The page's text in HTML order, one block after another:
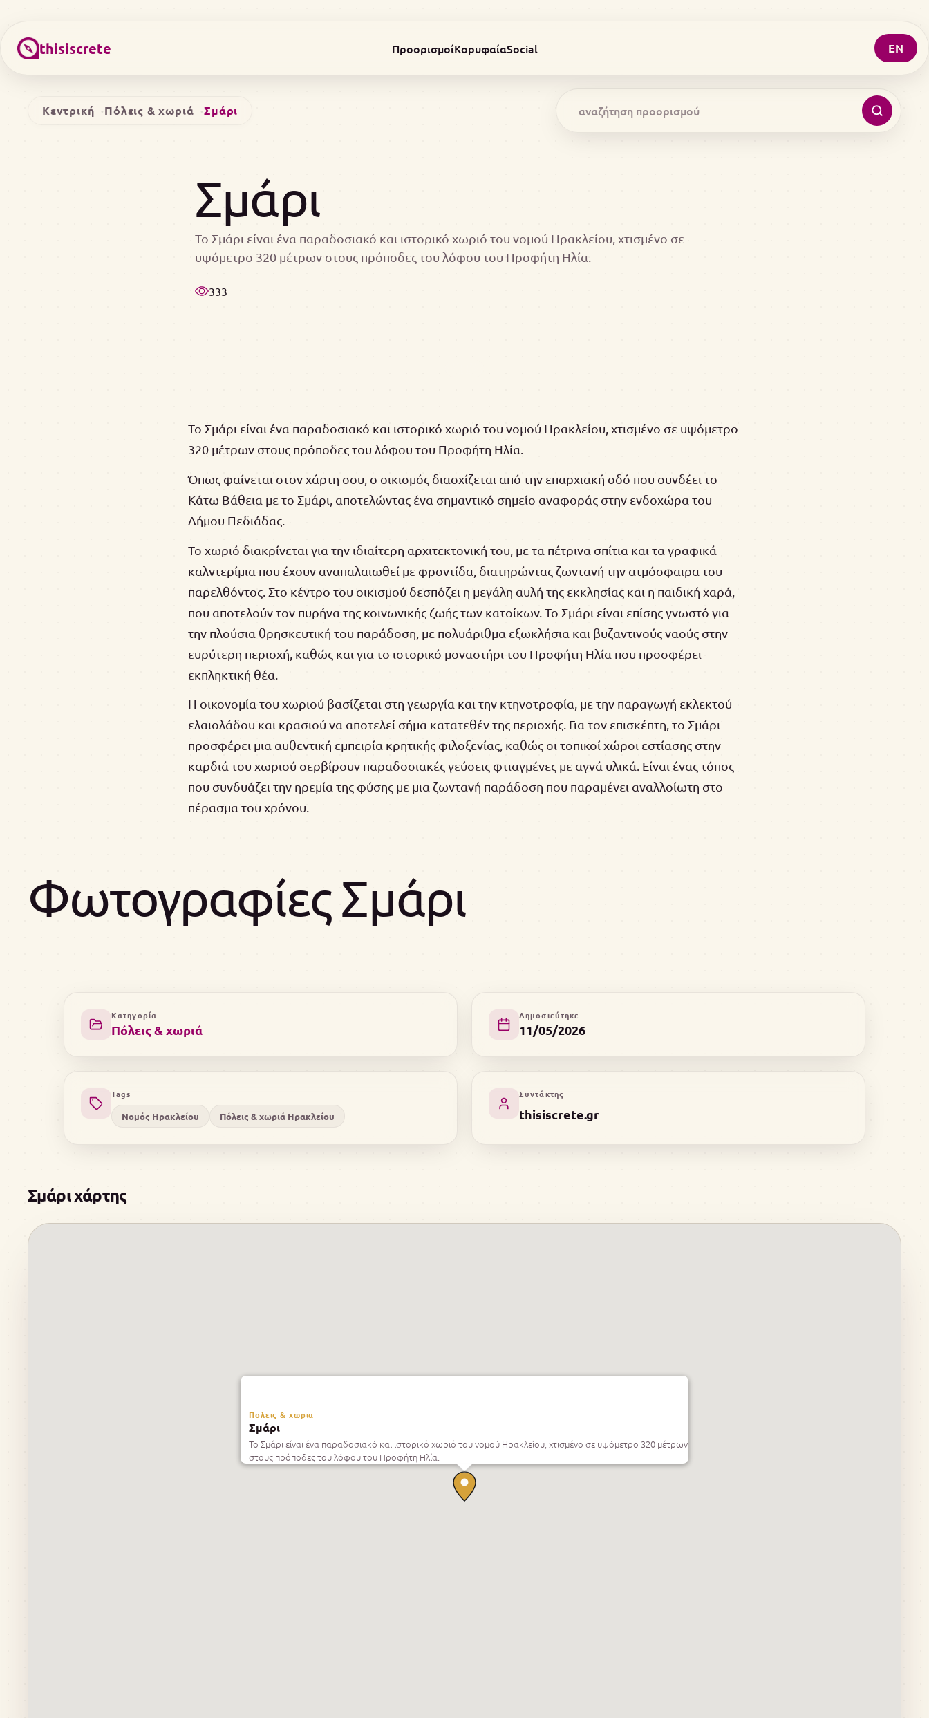
thisiscrete ΠροορισμοίΚορυφαίαSocial EN
Κεντρική Πόλεις & χωριά Σμάρι
Σμάρι
Το Σμάρι είναι ένα παραδοσιακό και ιστορικό χωριό του νομού Ηρακλείου, χτισμένο σε
υψόμετρο 320 μέτρων στους πρόποδες του λόφου του Προφήτη Ηλία.
333
Το Σμάρι είναι ένα παραδοσιακό και ιστορικό χωριό του νομού Ηρακλείου, χτισμένο σε υψόμετρο
320 μέτρων στους πρόποδες του λόφου του Προφήτη Ηλία.
Όπως φαίνεται στον χάρτη σου, ο οικισμός διασχίζεται από την επαρχιακή οδό που συνδέει το
Κάτω Βάθεια με το Σμάρι, αποτελώντας ένα σημαντικό σημείο αναφοράς στην ενδοχώρα του
Δήμου Πεδιάδας.
Το χωριό διακρίνεται για την ιδιαίτερη αρχιτεκτονική του, με τα πέτρινα σπίτια και τα γραφικά
καλντερίμια που έχουν αναπαλαιωθεί με φροντίδα, διατηρώντας ζωντανή την ατμόσφαιρα του
παρελθόντος. Στο κέντρο του οικισμού δεσπόζει η μεγάλη αυλή της εκκλησίας και η παιδική χαρά,
που αποτελούν τον πυρήνα της κοινωνικής ζωής των κατοίκων. Το Σμάρι είναι επίσης γνωστό για
την πλούσια θρησκευτική του παράδοση, με πολυάριθμα εξωκλήσια και βυζαντινούς ναούς στην
ευρύτερη περιοχή, καθώς και για το ιστορικό μοναστήρι του Προφήτη Ηλία που προσφέρει
εκπληκτική θέα.
Η οικονομία του χωριού βασίζεται στη γεωργία και την κτηνοτροφία, με την παραγωγή εκλεκτού
ελαιολάδου και κρασιού να αποτελεί σήμα κατατεθέν της περιοχής. Για τον επισκέπτη, το Σμάρι
προσφέρει μια αυθεντική εμπειρία κρητικής φιλοξενίας, καθώς οι τοπικοί χώροι εστίασης στην
καρδιά του χωριού σερβίρουν παραδοσιακές γεύσεις φτιαγμένες με αγνά υλικά. Είναι ένας τόπος
που συνδυάζει την ηρεμία της φύσης με μια ζωντανή παράδοση που παραμένει αναλλοίωτη στο
πέρασμα του χρόνου.
Φωτογραφίες Σμάρι
Κατηγορία
Πόλεις & χωριά
Δημοσιεύτηκε
11/05/2026
Tags
Νομός Ηρακλείου Πόλεις & χωριά Ηρακλείου
Συντάκτης
thisiscrete.gr
Σμάρι χάρτης
Πολεις & χωρια
Σμάρι
Το Σμάρι είναι ένα παραδοσιακό και ιστορικό χωριό του νομού Ηρακλείου, χτισμένο σε υψόμετρο 320 μέτρων
στους πρόποδες του λόφου του Προφήτη Ηλία.